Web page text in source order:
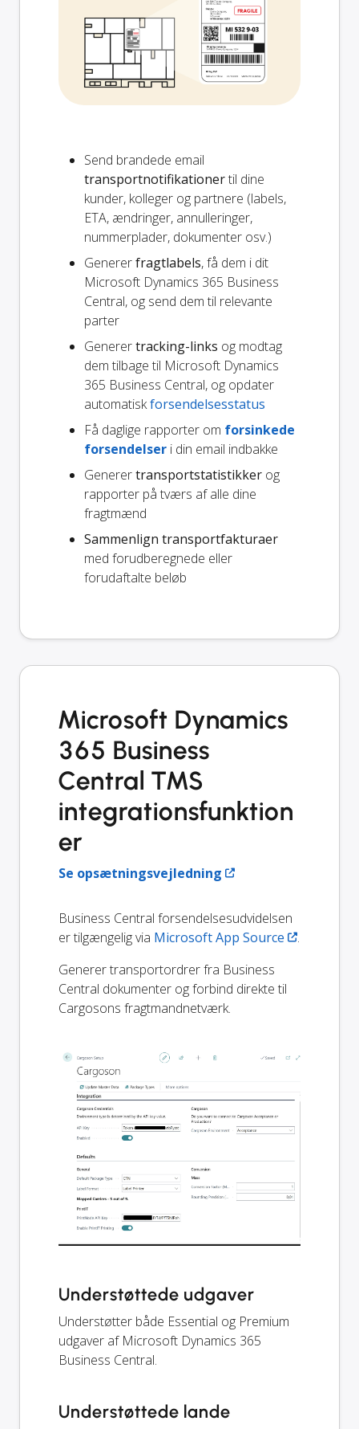
Send brandede email
transportnotifikationertil dine
kunder, kolleger og partnere (labels,
ETA, ændringer, annulleringer,
nummerplader, dokumenter osv.)
Genererfragtlabels, få dem i dit
Microsoft Dynamics 365 Business
Central, og send dem til relevante
parter
Generertracking-links og modtag
dem tilbage til Microsoft Dynamics
365 Business Central, og opdater
automatiskforsendelsesstatus
Få daglige rapporter om forsinkede
forsendelser i din email indbakke
Generertransportstatistikker og
rapporter på tværs af alle dine
fragtmænd
Sammenlign transportfakturaer
med forudberegnede eller
forudaftalte beløb
Microsoft Dynamics
365 Business
Central TMS
integrationsfunktion
er
Se opsætningsvejledning
Business Central forsendelsesudvidelsen
er tilgængelig via Microsoft App Source
.
Generer transportordrer fra Business
Central dokumenter og forbind direkte til
Cargosons fragtmandnetværk.
Understøttede udgaver
Understøtter både Essential og Premium
udgaver af Microsoft Dynamics 365
Business Central.
Understøttede lande